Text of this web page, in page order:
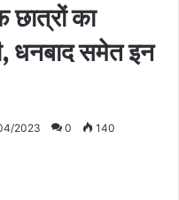
छात्रों का
धनबाद समेत इन
2023 0 140